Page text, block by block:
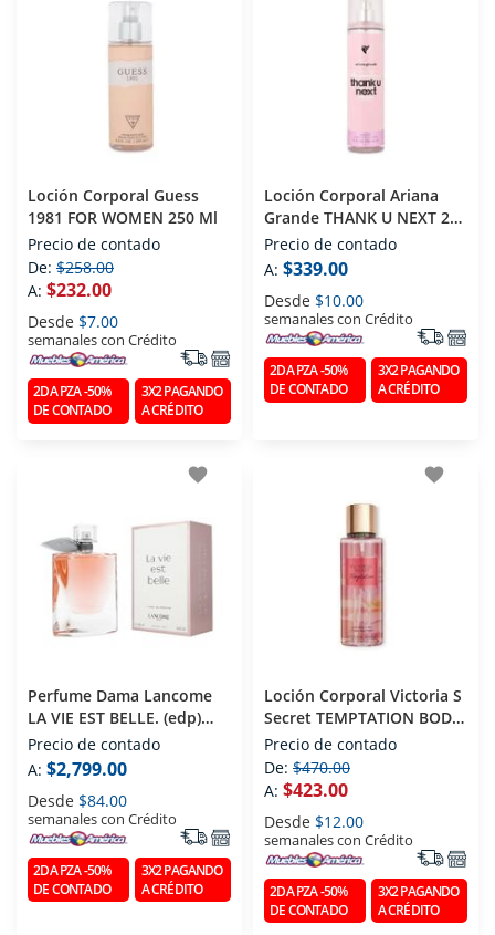
Loción Corporal Guess
1981 FOR WOMEN 250 Ml
Precio de contado
De: $258.00
A: $232.00
Desde $7.00
semanales con Crédito
2DA PZA -50%
DE CONTADO
3X2 PAGANDO
A CRÉDITO
Loción Corporal Ariana
Grande THANK U NEXT 236
Ml
Precio de contado
A: $339.00
Desde $10.00
semanales con Crédito
2DA PZA -50%
DE CONTADO
3X2 PAGANDO
A CRÉDITO
favorite
Perfume Dama Lancome
LA VIE EST BELLE. (edp)
Eau De Parfum 100 Ml
Precio de contado
A: $2,799.00
Desde $84.00
semanales con Crédito
2DA PZA -50%
DE CONTADO
3X2 PAGANDO
A CRÉDITO
favorite
Loción Corporal Victoria S
Secret TEMPTATION BODY
MIST 250 Ml
Precio de contado
De: $470.00
A: $423.00
Desde $12.00
semanales con Crédito
2DA PZA -50%
DE CONTADO
3X2 PAGANDO
A CRÉDITO